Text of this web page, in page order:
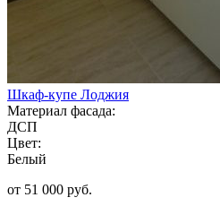
Шкаф-купе Лоджия
Материал фасада:
ДСП
Цвет:
Белый
от 51 000 руб.